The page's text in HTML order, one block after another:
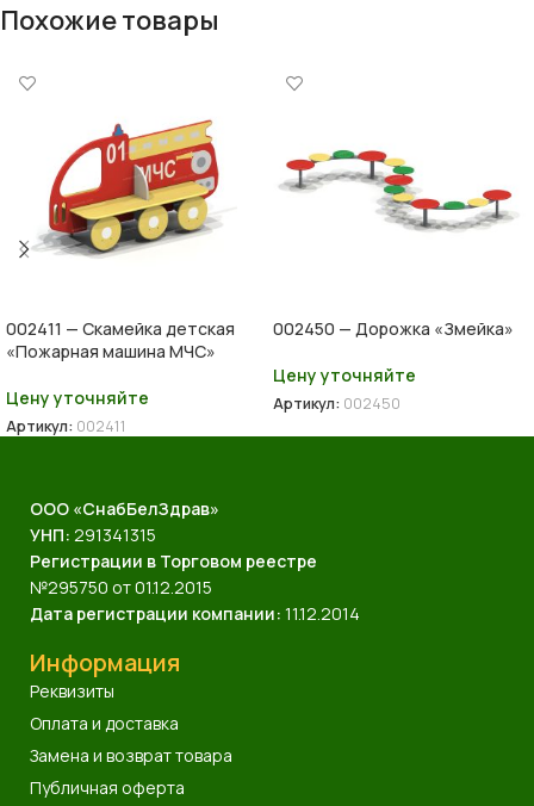
Похожие товары
002411 — Скамейка детская
«Пожарная машина МЧС»
Цену уточняйте
Артикул: 002411
002450 — Дорожка «Змейка»
Цену уточняйте
Артикул: 002450
ООО «СнабБелЗдрав»
УНП: 291341315
Регистрации в Торговом реестре
№295750 от 01.12.2015
Дата регистрации компании: 11.12.2014
Информация
Реквизиты
Оплата и доставка
Замена и возврат товара
Публичная оферта